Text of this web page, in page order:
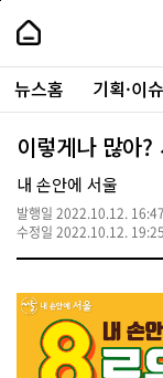
본
로
가
내
손
안
에
서
울
-
서
울
시
대
표
소
포
털
주
요
서
뉴스홈 기획·이슈
이렇게나 많아
내 손안에 서울
발행일 2022.10.12. 16:47
수정일 2022.10.12. 19:25
페
상
단
로